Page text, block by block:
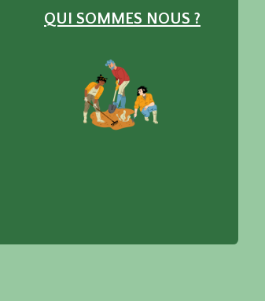
QUI SOMMES NOUS ?